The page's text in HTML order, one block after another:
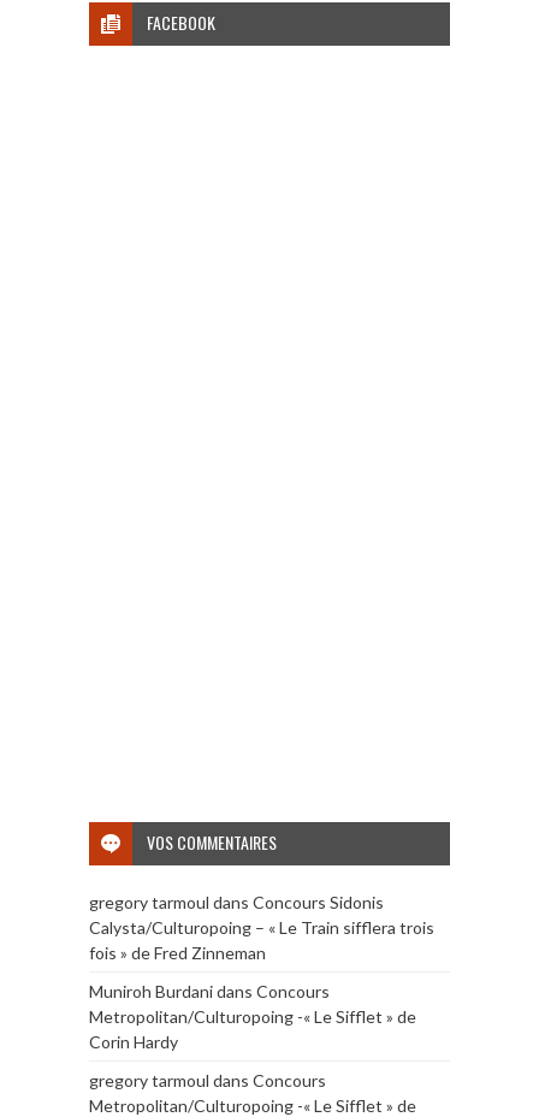
FACEBOOK
VOS COMMENTAIRES
gregory tarmoul dans Concours Sidonis
Calysta/Culturopoing – « Le Train sifflera trois
fois » de Fred Zinneman
Muniroh Burdanidans Concours
Metropolitan/Culturopoing -« Le Sifflet » de
Corin Hardy
gregory tarmoul dans Concours
Metropolitan/Culturopoing -« Le Sifflet » de